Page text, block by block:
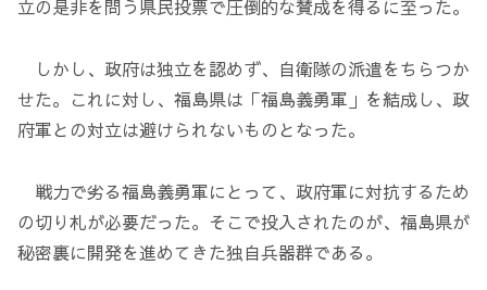
立の是非を問う県民投票で圧倒的な賛成を得るに至った。
しかし、政府は独立を認めず、自衛隊の派遣をちらつか
せた。これに対し、福島県は「福島義勇軍」を結成し、政
府軍との対立は避けられないものとなった。
戦力で劣る福島義勇軍にとって、政府軍に対抗するため
の切り札が必要だった。そこで投入されたのが、福島県が
秘密裏に開発を進めてきた独自兵器群である。